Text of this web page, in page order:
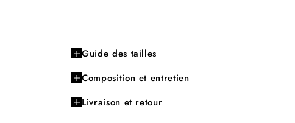
Guide des tailles
Composition et entretien
Livraison et retour